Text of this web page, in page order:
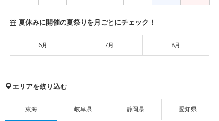
夏休みに開催の夏祭りを月ごとにチェック！
6月 7月 8月
エリアを絞り込む
東海 岐阜県 静岡県 愛知県